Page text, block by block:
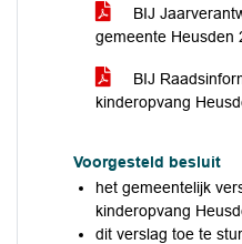
BIJ
gemeente Heusden
BIJ
kinderopvang
Voorgesteld besluit
het gemeentelijk
kinderopvang
dit verslag toe te